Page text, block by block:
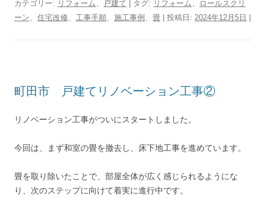
カテゴリー: リフォーム、 戸建て | タグ: リフォーム、
ロールスクリ
ーン、 住宅改修、 工事手順、 施工事例 、 畳 | 投稿日: 2024年12月5日
町田市 戸建てリノベーション工事②
リノベーション工事がついにスタートしました。
今回は、まず和室の畳を撤去し、床下地工事を進めています。
畳を取り除いたことで、部屋全体が広く感じられるようにな
り、次のステップに向けて着実に進行中です。